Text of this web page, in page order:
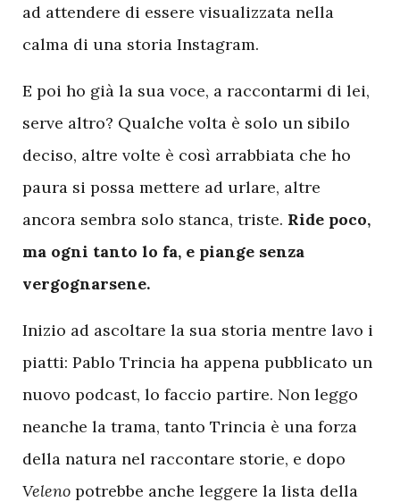
ad attendere di essere visualizzata nella
calma di una storia Instagram.
E poi ho già la sua voce, a raccontarmi di lei,
serve altro? Qualche volta è solo un sibilo
deciso, altre volte è così arrabbiata che ho
paura si possa mettere ad urlare, altre
ancora sembra solo stanca, triste. Ride poco,
ma ogni tanto lo fa, e piange senza
vergognarsene.
Inizio ad ascoltare la sua storia mentre lavo i
piatti: Pablo Trincia ha appena pubblicato un
nuovo podcast, lo faccio partire. Non leggo
neanche la trama, tanto Trincia è una forza
della natura nel raccontare storie, e dopo
Veleno potrebbe anche leggere la lista della